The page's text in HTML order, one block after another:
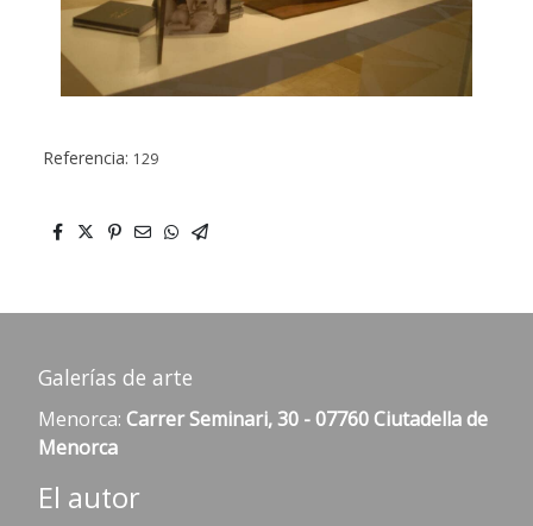
Referencia: 129
Galerías de arte
Menorca: Carrer Seminari, 30 - 07760 Ciutadella de
Menorca
El autor